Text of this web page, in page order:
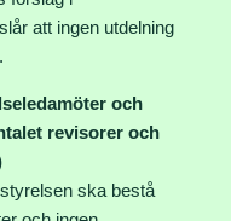
att ingen utdelning
och
revisorer och
ska bestå